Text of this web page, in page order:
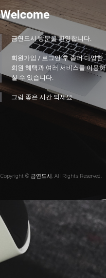
Welcome
금연도시 방문을 환영합니다.
회원가입 / 로그인 후 좀더 다양한
회원 혜택과 여러 서비스를 이용하
실 수 있습니다.
그럼 좋은 시간 되세요.
Copyright © 금연도시. All Rights Reserved.